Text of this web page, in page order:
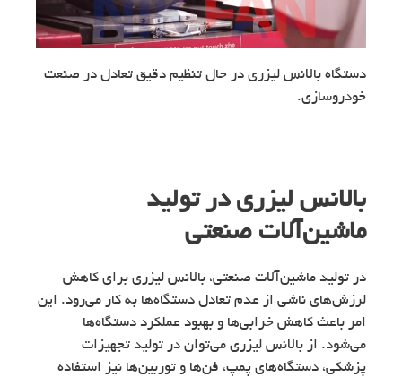
دستگاه بالانس لیزری در حال تنظیم دقیق تعادل در صنعت
خودروسازی.
بالانس لیزری در تولید
ماشین‌آلات صنعتی
در تولید ماشین‌آلات صنعتی، بالانس لیزری برای کاهش
لرزش‌های ناشی از عدم تعادل دستگاه‌ها به کار می‌رود. این
امر باعث کاهش خرابی‌ها و بهبود عملکرد دستگاه‌ها
می‌شود. از بالانس لیزری می‌توان در تولید تجهیزات
پزشکی، دستگاه‌های پمپ، فن‌ها و توربین‌ها نیز استفاده